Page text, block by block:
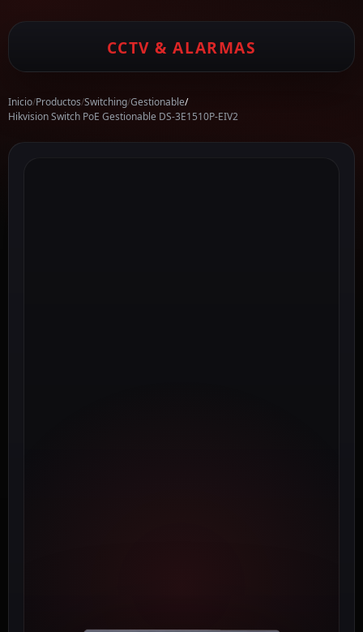
CCTV & ALARMAS
Inicio/Productos/Switching/Gestionable/
Hikvision Switch PoE Gestionable DS-3E1510P-EIV2